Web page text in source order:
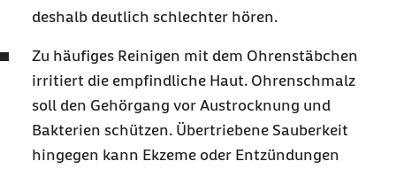
deshalb deutlich schlechter hören.
Zu häufiges Reinigen mit dem Ohrenstäbchen
irritiert die empfindliche Haut. Ohrenschmalz
soll den Gehörgang vor Austrocknung und
Bakterien schützen. Übertriebene Sauberkeit
hingegen kann Ekzeme oder Entzündungen